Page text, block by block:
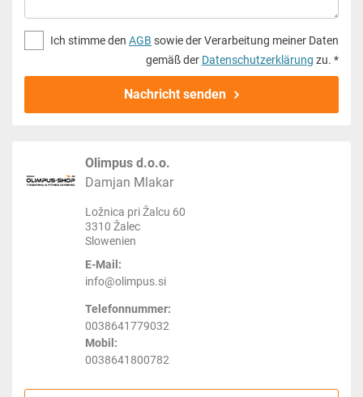
Ich stimme den AGB sowie der Verarbeitung meiner Daten
gemäß der Datenschutzerklärung zu. *
Nachricht senden
Olimpus d.o.o.
Damjan Mlakar
Ložnica pri Žalcu 60
3310 Žalec
Slowenien
E-Mail:
info@olimpus.si
Telefonnummer:
0038641779032
Mobil:
0038641800782